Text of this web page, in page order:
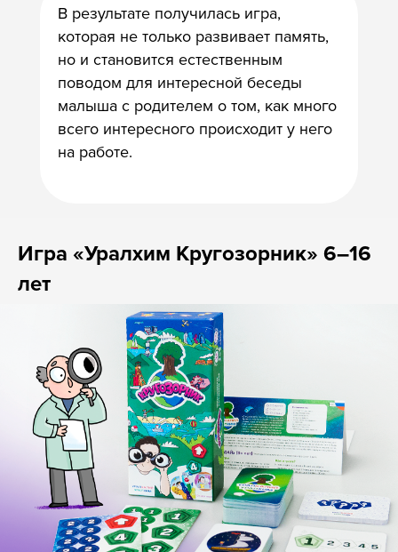
В результате получилась игра,
которая не только развивает память,
но и становится естественным
поводом для интересной беседы
малыша с родителем о том, как много
всего интересного происходит у него
на работе.
Игра «Уралхим Кругозорник» 6–16
лет